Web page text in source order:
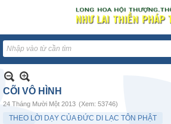
CÕI VÔ HÌNH
24 Tháng Mười Một 2013 (Xem: 53746)
THEO LỜI DẠY CỦA ĐỨC DI LẠC TÔN PHẬT